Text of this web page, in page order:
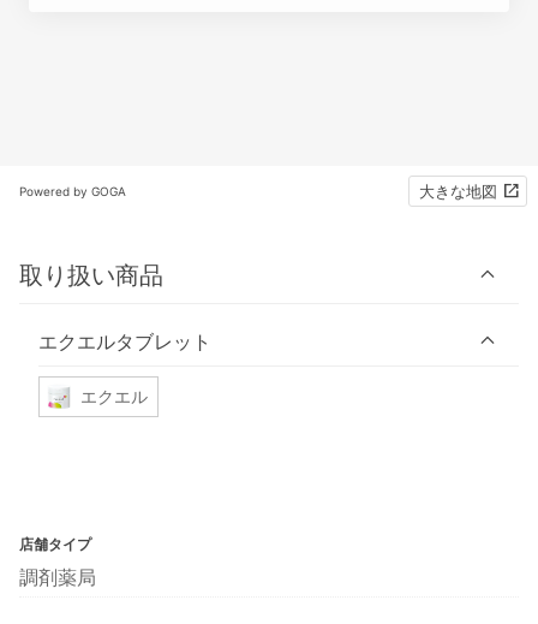
Powered by GOGA 大きな地図
取り扱い商品
エクエルタブレット
エクエル
店舗タイプ
調剤薬局